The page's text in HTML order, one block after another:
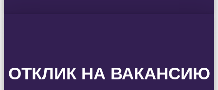
ОТКЛИК НА ВАКАНСИЮ